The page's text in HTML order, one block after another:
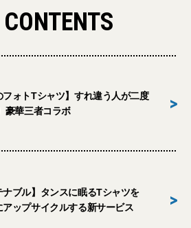
フォトTシャツ】すれ違う人が二度
豪華三者コラボ
>
ナブル】タンスに眠るTシャツを
アップサイクルする新サービス
>